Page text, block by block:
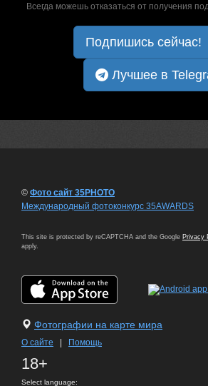
Всегда можешь отказаться от получения
Подпишись сейчас!
Лучшее в
© Фото сайт 35PHOTO
Международный фотоконкурс 35AWARDS
This site is protected by reCAPTCHA and the Google Privacy
apply.
Фотографии на карте мира
О сайте Помощь
18+
Select language: